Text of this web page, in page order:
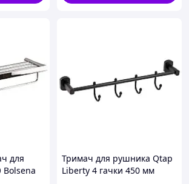
для
Bolsena
Тримач для рушника Qtap
Liberty 4 гачки 450 мм